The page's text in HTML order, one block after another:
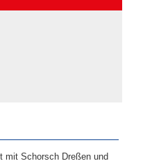
mit Schorsch Dreßen und